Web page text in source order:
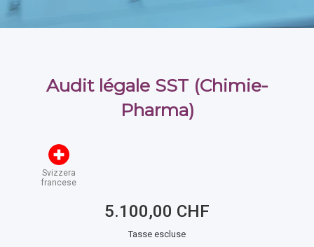
Audit légale SST (Chimie-
Pharma)
Svizzera
francese
5.100,00 CHF
Tasse escluse